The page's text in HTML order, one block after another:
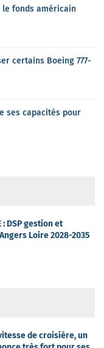
le fonds américain
certains Boeing 777-
ses capacités pour
: DSP gestion et
Loire 2028-2035
de croisière, un